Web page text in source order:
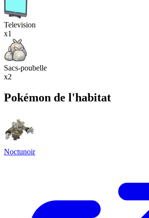
Television
x1
Sacs-poubelle
x2
Pokémon de l'habitat
Noctunoir